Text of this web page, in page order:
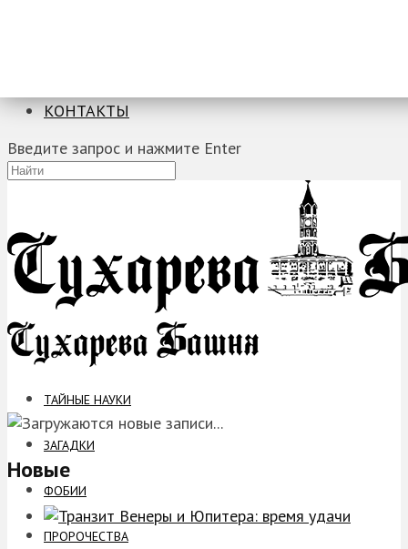
КОНТАКТЫ
Введите запрос и нажмите Enter
ТАЙНЫЕ НАУКИ
ЗАГАДКИ
ФОБИИ
ПРОРОЧЕСТВА
Новые